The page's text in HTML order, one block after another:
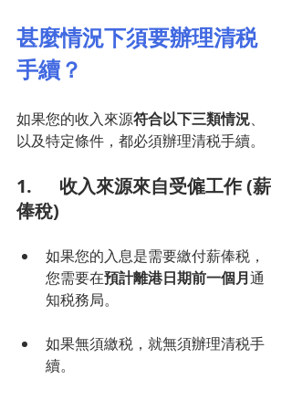
甚麼情況下須要辦理清税
手續？
如果您的收入來源符合以下三類情況、
以及特定條件，都必須辦理清税手續。
1.      收入來源來自受僱工作 (薪
俸稅)
如果您的入息是需要繳付薪俸税，
您需要在預計離港日期前一個月通
知税務局。
如果無須繳税，就無須辦理清税手
續。